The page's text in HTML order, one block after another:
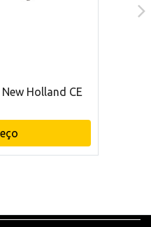
Holland CE